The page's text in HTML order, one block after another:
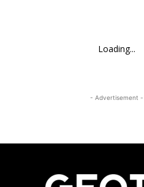
Loading...
- Advertisement -